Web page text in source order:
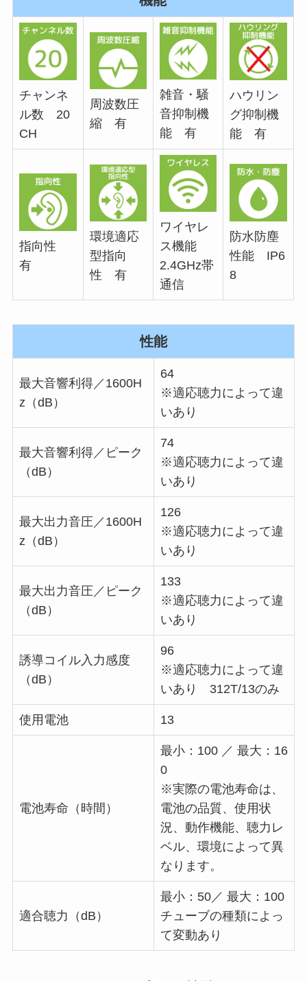
チャンネ
ル数 20
CH
周波数圧
縮 有
雑音・騒
音抑制機
能 有
ハウリン
グ抑制機
能 有
指向性
有
環境適応
型指向
性 有
ワイヤレ
ス機能
2.4GHz帯
通信
防水防塵
性能 IP6
8
性能
最大音響利得／1600H
z（dB）
64
※適応聴力によって違
いあり
最大音響利得／ピーク
（dB）
74
※適応聴力によって違
いあり
最大出力音圧／1600H
z（dB）
126
※適応聴力によって違
いあり
最大出力音圧／ピーク
（dB）
133
※適応聴力によって違
いあり
誘導コイル入力感度
（dB）
96
※適応聴力によって違
いあり 312T/13のみ
使用電池 13
電池寿命（時間）
最小：100 ／ 最大：16
0
※実際の電池寿命は、
電池の品質、使用状
況、動作機能、聴力レ
ベル、環境によって異
なります。
適合聴力（dB）
最小：50／ 最大：100
チューブの種類によっ
て変動あり